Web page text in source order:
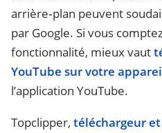
arrière‐plan peuvent
par Google. Si vous
fonctionnalité, mieux vaut
YouTube sur votre
l’application YouTube.
Topclipper, téléchargeur